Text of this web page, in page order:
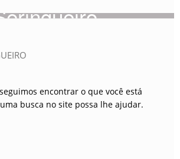
encontrar o que você está
busca no site possa lhe ajudar.